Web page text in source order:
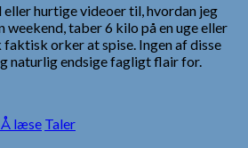
eller hurtige videoer til, hvordan jeg
weekend, taber 6 kilo på en uge eller
orker at spise. Ingen af disse
naturlig endsige fagligt flair for.
læse Taler